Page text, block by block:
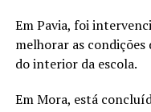
Em Pavia, foi
melhorar as
do interior da escola.
Em Mora, está